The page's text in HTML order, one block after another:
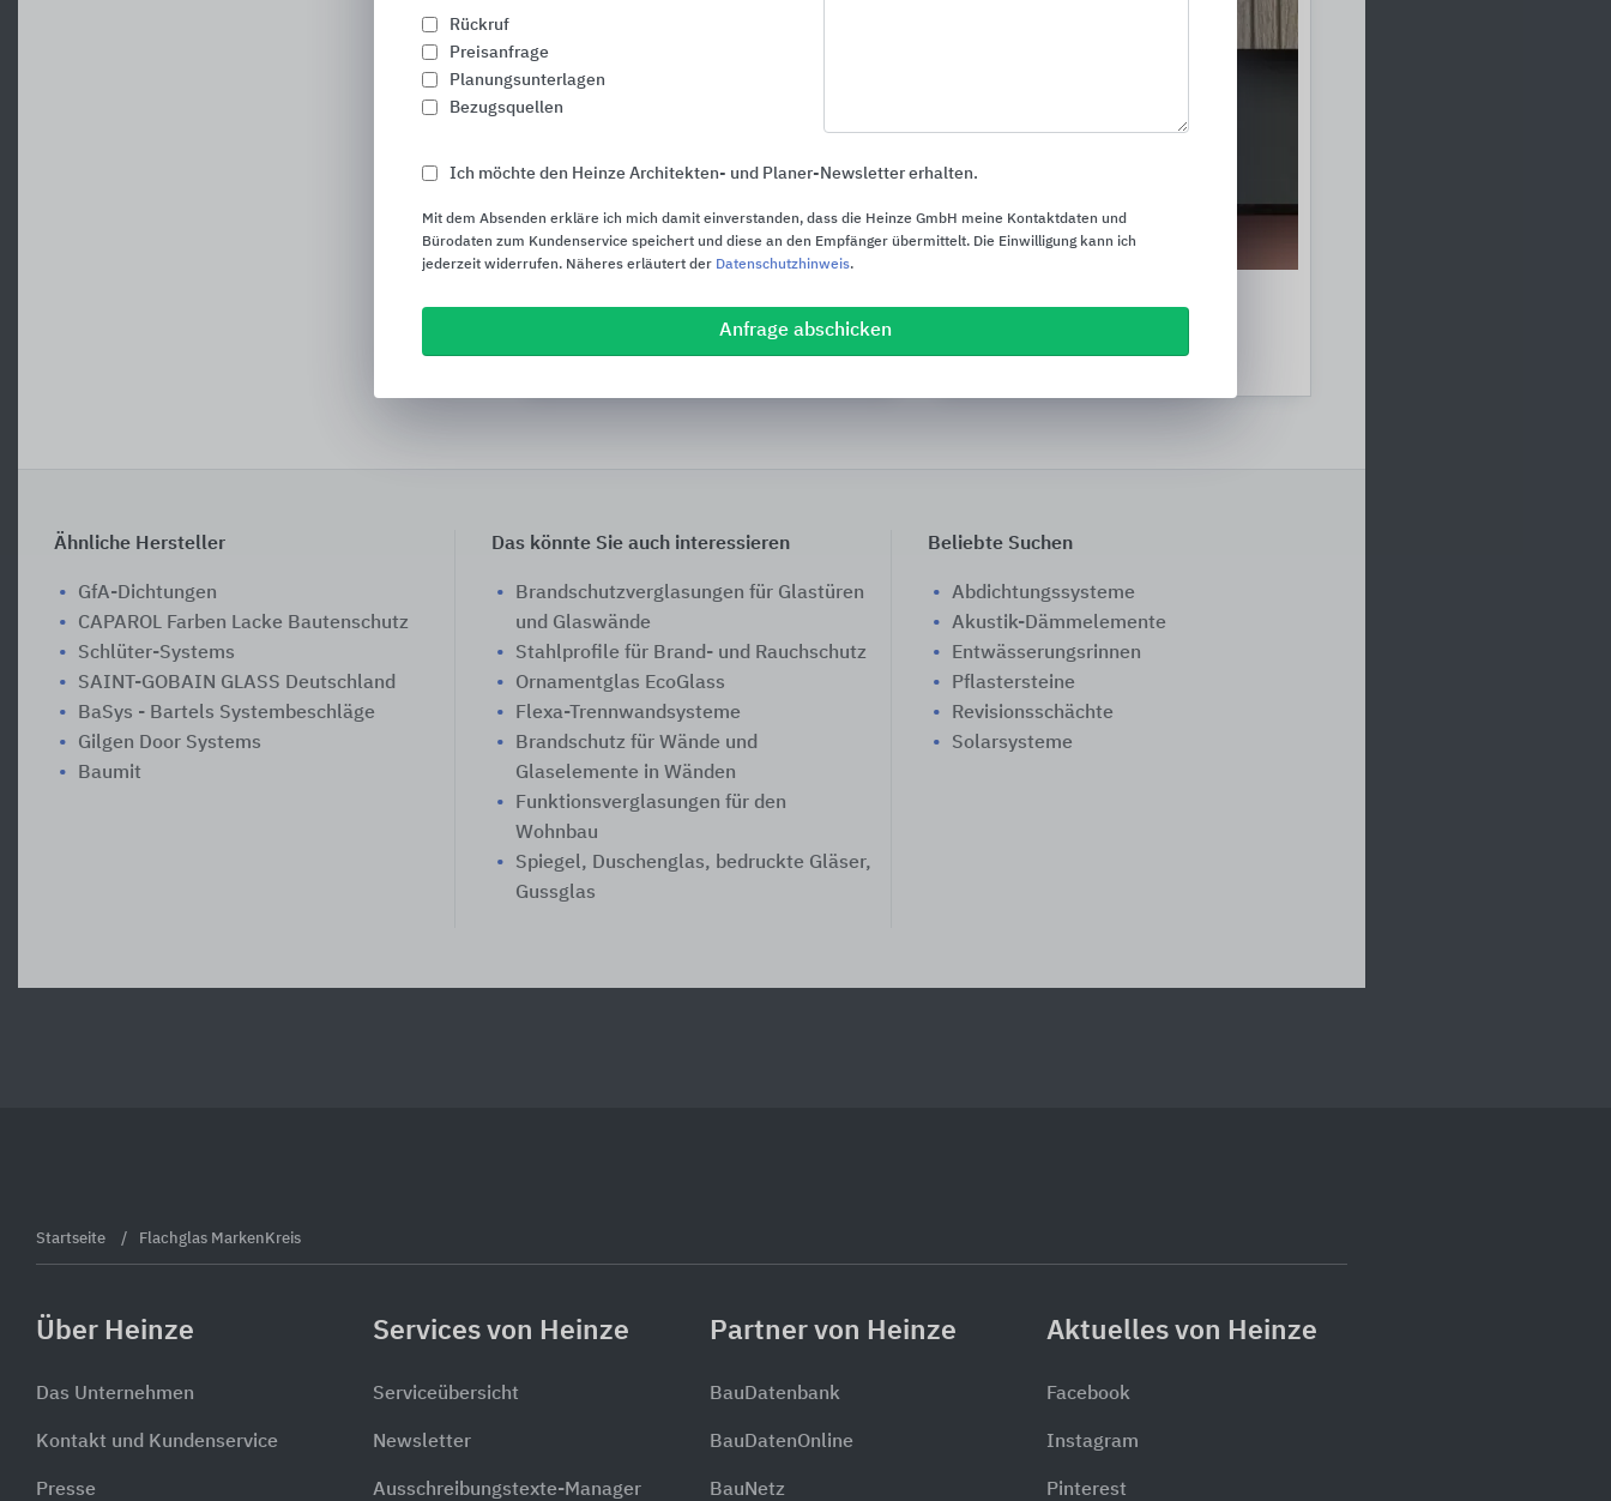
Profile für Wand, Boden, Treppe und
Möbel- und Innenausbau
Ähnliche Hersteller
GfA-Dichtungen
CAPAROL Farben Lacke Bautenschutz
Schlüter-Systems
SAINT-GOBAIN GLASS Deutschland
BaSys - Bartels Systembeschläge
Gilgen Door Systems
Baumit
Das könnte Sie auch interessieren
Brandschutzverglasungen für Glastüren
und Glaswände
Stahlprofile für Brand- und Rauchschutz
Ornamentglas EcoGlass
Flexa-Trennwandsysteme
Brandschutz für Wände und
Glaselemente in Wänden
Funktionsverglasungen für den
Wohnbau
Spiegel, Duschenglas, bedruckte Gläser,
Gussglas
Beliebte Suchen
Abdichtungssysteme
Akustik-Dämmelemente
Entwässerungsrinnen
Pflastersteine
Revisionsschächte
Solarsysteme
Rückruf
Preisanfrage
Planungsunterlagen
Bezugsquellen
Ich möchte den Heinze Architekten- und Planer-Newsletter erhalten.
Mit dem Absenden erkläre ich mich damit einverstanden, dass die Heinze GmbH meine Kontaktdaten und
Bürodaten zum Kundenservice speichert und diese an den Empfänger übermittelt. Die Einwilligung kann ich
jederzeit widerrufen. Näheres erläutert der Datenschutzhinweis.
Anfrage abschicken
Startseite Flachglas MarkenKreis
Über Heinze
Das Unternehmen
Kontakt und Kundenservice
Presse
Services von Heinze
Serviceübersicht
Newsletter
Ausschreibungstexte-Manager
Partner von Heinze
BauDatenbank
BauDatenOnline
BauNetz
Aktuelles von Heinze
Facebook
Instagram
Pinterest